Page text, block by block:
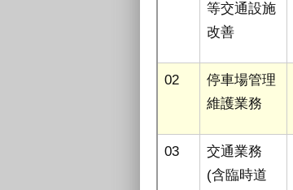
等交通設施
改善
02
停車場管理
維護業務
03
交通業務
(含臨時道